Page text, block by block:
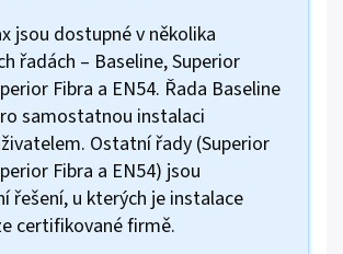
jsou dostupné v několika
řadách – Baseline, Superior
Fibra a EN54. Řada Baseline
samostatnou instalaci
Ostatní řady (Superior
Fibra a EN54) jsou
řešení, u kterých je instalace
certifikované firmě.